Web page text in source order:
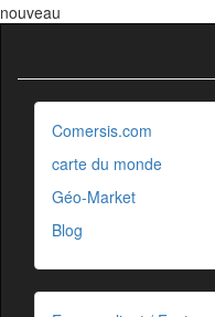
nouveau
Comersis.com
carte du monde
Géo-Market
Blog